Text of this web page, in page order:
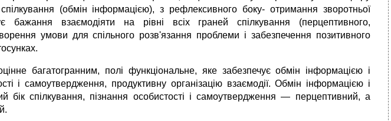
спілкування (обмін інформацією), з рефлексивного боку- отримання зворотньої
бажання взаємодіяти на рівні всіх граней спілкування (перцептивного,
умови для спільного розв'язання проблеми і забезпечення позитивного
багатогранним, полі функціональне, яке забезпечує обмін інформацією і
і самоутвердження, продуктивну організацію взаємодії. Обмін інформацією і
бік спілкування, пізнання особистості і самоутвердження — перцептивний, а